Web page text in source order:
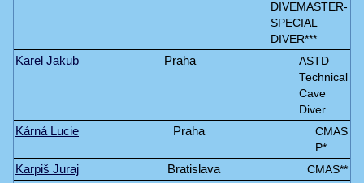
DIVEMASTER-
SPECIAL
DIVER***
Karel Jakub Praha
ASTD
Technical
Cave
Diver
Kárná Lucie Praha
CMAS
P*
Karpiš Juraj Bratislava CMAS**